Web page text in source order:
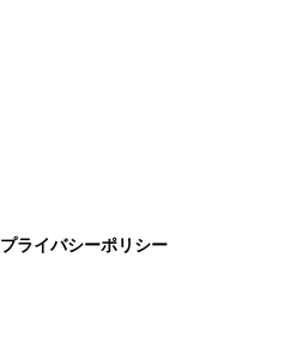
プライバシーポリシー